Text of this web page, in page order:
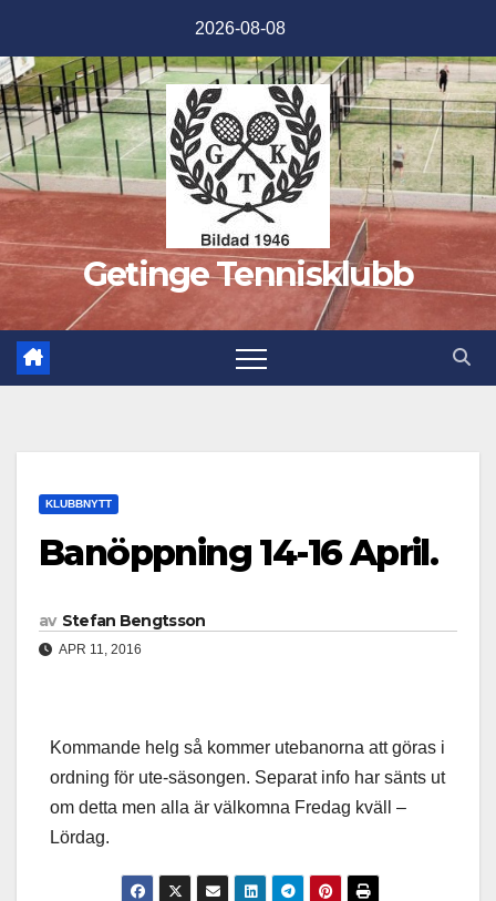
innehåll
2026-08-08
Getinge Tennisklubb
KLUBBNYTT
Banöppning 14-16 April.
av Stefan Bengtsson
APR 11, 2016
Kommande helg så kommer utebanorna att göras i
ordning för ute-säsongen. Separat info har sänts ut
om detta men alla är välkomna Fredag kväll –
Lördag.